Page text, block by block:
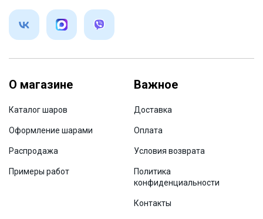
О магазине
Каталог шаров
Оформление шарами
Распродажа
Примеры работ
Важное
Доставка
Оплата
Условия возврата
Политика
конфиденциальности
Контакты